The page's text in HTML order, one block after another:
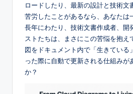
si
ロードしたり、最新の設計と技術文
苦労したことがあるなら、あなたは
長年にわたり、技術文書作成者、開
ストたちは、まさにこの苦悩を抱え
図をドキュメント内で「生きている
った際に自動で更新される仕組みが
か？